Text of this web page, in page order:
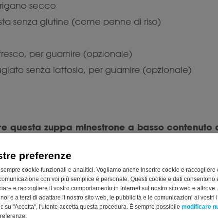
preferenze
cookie funzionali e analitici. Vogliamo anche inserire cookie e raccogliere
con voi più semplice e personale. Questi cookie e dati consentono
e raccogliere il vostro comportamento in Internet sul nostro sito web e altrove.
e a terzi di adattare il nostro sito web, le pubblicità e le comunicazioni ai vostri
su "Accetta", l'utente accetta questa procedura. È sempre possibile modificare
secco
senza glutine (come penne di riso)
per guarnire (opzionale)
senza lattosio, per guarnire (opzionale)
questa zuppa minestrone a basso contenuto
in una pentola grande a fuoco medio-alto.
il peperone rosso e i fagiolini. Cuocete le verdure
ammorbidite.
a cubetti, il brodo vegetale, il basilico secco e
riducete il fuoco e lasciate sobbollire